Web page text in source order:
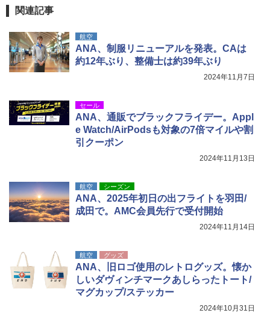
￥9,990
[キャンパーズコレクション 山善] 傘みたいに
広げるだけ パッとサッとテント キューブワ
ッシュ 4人用 簡単設置 ポップアップテント P
ATCW-150B エクルベージュ
￥6,459
ポインターライト 強力 小型 緑色/赤色/青紫色
USB充電式 高精度 超長距離照射 長時間使用
ンパクト多機能設計 持ち運び便利 アウトド
ア/オフィス/教育現場/展示会用 緑
￥1,180
関連記事
航空
ANA、制服リニューアルを発表。CAは
約12年ぶり、整備士は約39年ぶり
2024年11月7日
セール
ANA、通販でブラックフライデー。Appl
e Watch/AirPodsも対象の7倍マイルや割
引クーポン
2024年11月13日
航空 シーズン
ANA、2025年初日の出フライトを羽田/
成田で。AMC会員先行で受付開始
2024年11月14日
航空 グッズ
ANA、旧ロゴ使用のレトログッズ。懐か
しいダヴィンチマークあしらったトート/
マグカップ/ステッカー
2024年10月31日